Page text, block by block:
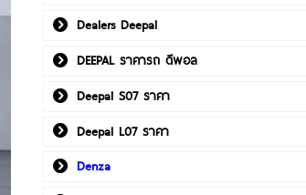
Dealers Deepal
DEEPAL ราคารถ ดีพอล
Deepal S07 ราคา
Deepal L07 ราคา
Denza